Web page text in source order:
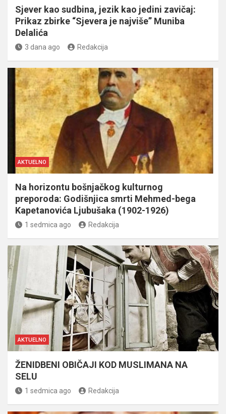
Sjever kao sudbina, jezik kao jedini zavičaj:
Prikaz zbirke “Sjevera je najviše” Muniba
Delalića
3 dana ago Redakcija
AKTUELNO
Na horizontu bošnjačkog kulturnog
preporoda: Godišnjica smrti Mehmed-bega
Kapetanovića Ljubušaka (1902-1926)
1 sedmica ago Redakcija
AKTUELNO
ŽENIDBENI OBIČAJI KOD MUSLIMANA NA
SELU
1 sedmica ago Redakcija